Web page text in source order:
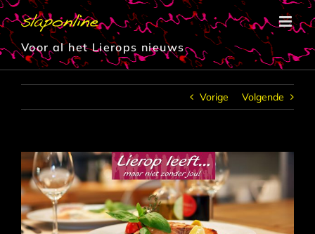
Ga
naar
inhoud
Voor al het Lierops nieuws
Vorige Volgende